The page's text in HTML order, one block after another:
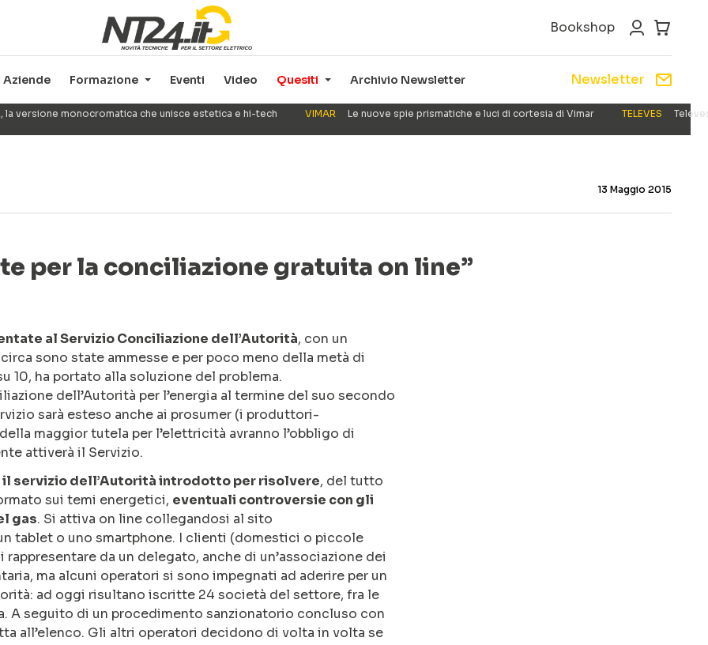
Bookshop
Aziende Formazione Eventi Video Quesiti Archivio Newsletter Newsletter
la versione monocromatica che unisce estetica e hi-tech VIMAR Le nuove spie prismatiche e luci di cortesia di Vimar TELEVES
13 Maggio 2015
per la conciliazione gratuita on line”
al Servizio Conciliazione dell’Autorità, con un
sono state ammesse e per poco meno della metà di
10, ha portato alla soluzione del problema.
dell’Autorità per l’energia al termine del suo secondo
sarà esteso anche ai prosumer (i produttori-
maggior tutela per l’elettricità avranno l’obbligo di
attiverà il Servizio.
il servizio dell’Autorità introdotto per risolvere, del tutto
sui temi energetici, eventuali controversie con gli
gas. Si attiva on line collegandosi al sito
tablet o uno smartphone. I clienti (domestici o piccole
da un delegato, anche di un’associazione dei
ma alcuni operatori si sono impegnati ad aderire per un
ad oggi risultano iscritte 24 società del settore, fra le
A seguito di un procedimento sanzionatorio concluso con
all’elenco. Gli altri operatori decidono di volta in volta se